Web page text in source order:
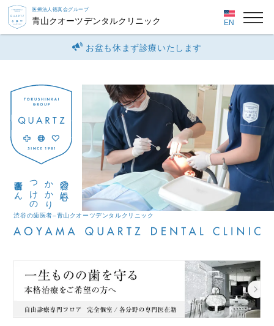
医療法人徳真会グループ
青山クオーツデンタルクリニック EN
お盆も休まず診療いたします
渋谷の中心に
か
か
り
つ
け
の
歯医者さん。
渋谷の歯医者–青山クオーツデンタルクリニック